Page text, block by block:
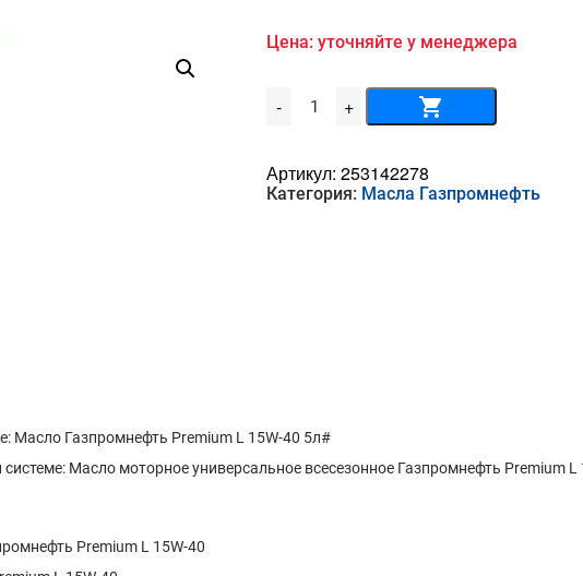
Цена: уточняйте у менеджера
- Количество
товара
Premium
L
15W-
+
Артикул: 253142278
Категория: Масла Газпромнефть
Масло Газпромнефть Premium L 15W-40 5л#
Масло моторное универсальное всесезонное Газпромнефть Premium L
Premium L 15W-40